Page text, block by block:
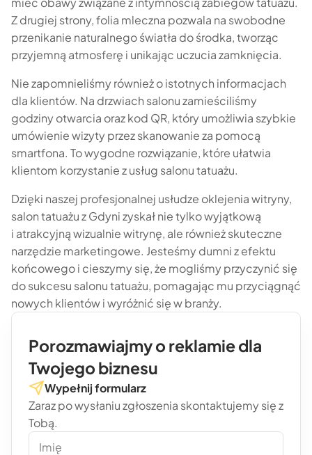
Z drugiej strony, folia mleczna pozwala na swobodne
przenikanie naturalnego światła do środka, tworząc
przyjemną atmosferę i unikając uczucia zamknięcia.
Nie zapomnieliśmy również o istotnych informacjach
dla klientów. Na drzwiach salonu zamieściliśmy
godziny otwarcia oraz kod QR, który umożliwia szybkie
umówienie wizyty przez skanowanie za pomocą
smartfona. To wygodne rozwiązanie, które ułatwia
klientom korzystanie z usług salonu tatuażu.
Dzięki naszej profesjonalnej usłudze oklejenia witryny,
salon tatuażu z Gdyni zyskał nie tylko wyjątkową
i atrakcyjną wizualnie witrynę, ale również skuteczne
narzędzie marketingowe. Jesteśmy dumni z efektu
końcowego i cieszymy się, że mogliśmy przyczynić się
do sukcesu salonu tatuażu, pomagając mu przyciągnąć
nowych klientów i wyróżnić się w branży.
Porozmawiajmy o reklamie dla
Twojego biznesu
Wypełnij formularz
Zaraz po wysłaniu zgłoszenia skontaktujemy się z
Tobą.
Imię